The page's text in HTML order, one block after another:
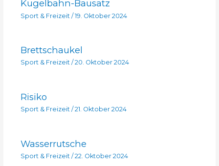
Kugelbahn-Bausatz
Sport & Freizeit /19. Oktober 2024
Brettschaukel
Sport & Freizeit/ 20. Oktober 2024
Risiko
Sport & Freizeit/ 21. Oktober 2024
Wasserrutsche
Sport & Freizeit/ 22. Oktober 2024